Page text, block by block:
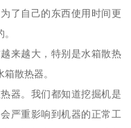
了自己的东西使用时间更
来越大，特别是水箱散热
散热器。
器。我们都知道挖掘机是
严重影响到机器的正常工